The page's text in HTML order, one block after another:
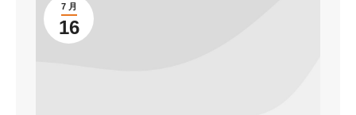
7 月
16